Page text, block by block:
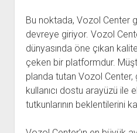
Bu noktada, Vozol Center
devreye giriyor. Vozol
dünyasında öne çıkan
çeken bir platformdur.
planda tutan Vozol Center,
kullanıcı dostu arayüzü ile
tutkunlarının beklentilerini